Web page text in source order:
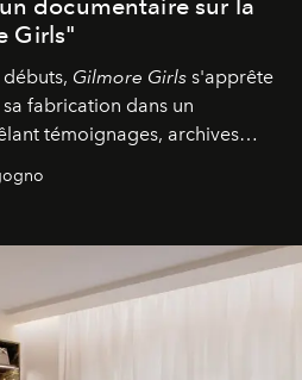
documentaire sur la
Girls"
Gilmore Girls s'apprête
fabrication dans un
témoignages, archives
coulisses d'un phénomène